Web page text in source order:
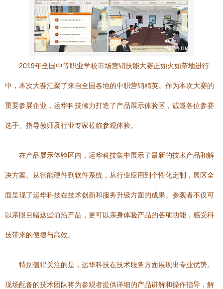
2019年全国中等职业学校市场营销技能大赛正如火如荼地进行
中，本次大赛汇聚了来自全国各地的中职营销精英。作为本次大赛的
重要参展企业，运华科技倾力打造了产品展示体验区，诚邀各位参赛
选手、指导教师及行业专家莅临参观体验。
在产品展示体验区内，运华科技集中展示了最新的技术产品和解
决方案。从智能硬件到软件系统，从行业应用到个性化定制，展区全
面呈现了运华科技在技术创新和服务升级方面的成果。参观者不仅可
以亲眼目睹这些前沿产品，更可以亲身体验产品的各项功能，感受科
技带来的便捷与高效。
特别值得关注的是，运华科技在技术服务方面展现出专业优势。
现场配备的技术团队将为参观者提供详细的产品讲解和操作指导，解